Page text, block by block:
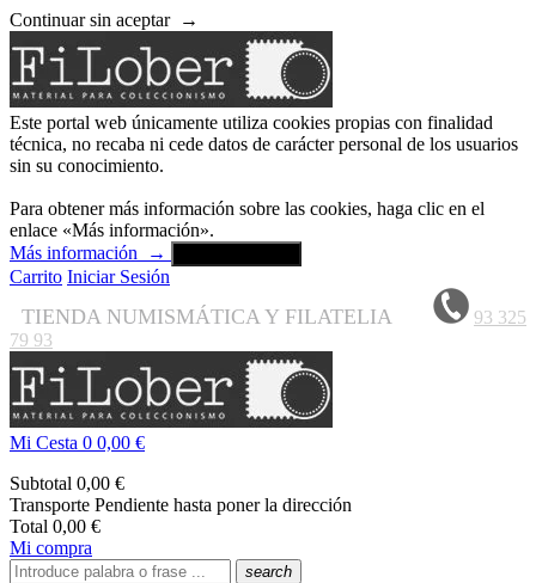
Continuar sin aceptar →
Este portal web únicamente utiliza cookies propias con finalidad
técnica, no recaba ni cede datos de carácter personal de los usuarios
sin su conocimiento.
Para obtener más información sobre las cookies, haga clic en el
enlace «Más información».
Más información
→
Carrito Iniciar Sesión
TIENDA NUMISMÁTICA Y FILATELIA
93 325
79 93
Mi Cesta 0 0,00 €
Subtotal 0,00 €
Transporte Pendiente hasta poner la dirección
Total 0,00 €
Mi compra
search